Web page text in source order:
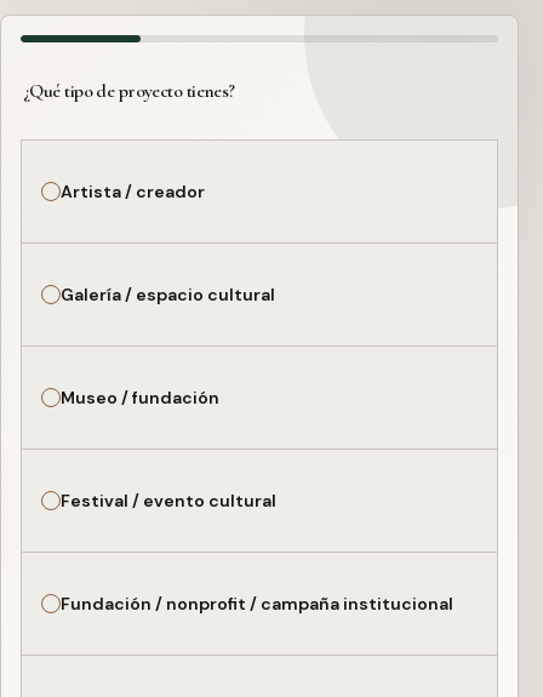
¿Qué tipo de proyecto tienes?
Artista / creador
Galería / espacio cultural
Museo / fundación
Festival / evento cultural
Fundación / nonprofit / campaña institucional